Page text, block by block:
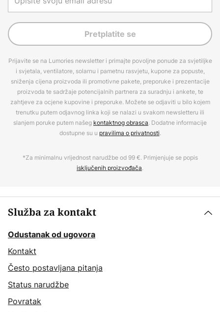
Pretplatite se
Prijavite se na Lumories newsletter i primajte povoljne ponude za svjetiljke
i svjetala, ventilatore, solarnu i pametnu rasvjetu, kupone za popuste,
sniženja cijena proizvoda ili promotivne pakete, preporuke i prezentacije
proizvoda te sadržaje potencijalnih partnera za suradnju i ankete, te
zahtjeve za ocjene kupovine i preporuke. Možete se odjaviti u bilo kojem
trenutku putem odjavnog linka koji se nalazi u svakom newsletteru ili
slanjem poruke putem našeg kontaktnog obrasca. Dodatne informacije
dostupne su u pravilima o privatnosti.
*Za minimalnu vrijednost narudžbe od 99 €. Primjenjuje se popis
isključenih proizvođača.
Služba za kontakt
Odustanak od ugovora
Kontakt
Često postavljana pitanja
Status narudžbe
Povratak